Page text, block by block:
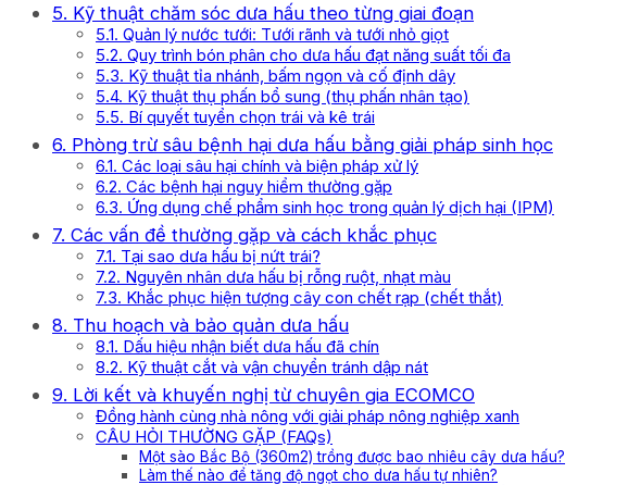
5. Kỹ thuật chăm sóc dưa hấu theo từng giai đoạn
5.1. Quản lý nước tưới: Tưới rãnh và tưới nhỏ giọt
5.2. Quy trình bón phân cho dưa hấu đạt năng suất tối đa
5.3. Kỹ thuật tỉa nhánh, bấm ngọn và cố định dây
5.4. Kỹ thuật thụ phấn bổ sung (thụ phấn nhân tạo)
5.5. Bí quyết tuyển chọn trái và kê trái
6. Phòng trừ sâu bệnh hại dưa hấu bằng giải pháp sinh học
6.1. Các loại sâu hại chính và biện pháp xử lý
6.2. Các bệnh hại nguy hiểm thường gặp
6.3. Ứng dụng chế phẩm sinh học trong quản lý dịch hại (IPM)
7. Các vấn đề thường gặp và cách khắc phục
7.1. Tại sao dưa hấu bị nứt trái?
7.2. Nguyên nhân dưa hấu bị rỗng ruột, nhạt màu
7.3. Khắc phục hiện tượng cây con chết rạp (chết thắt)
8. Thu hoạch và bảo quản dưa hấu
8.1. Dấu hiệu nhận biết dưa hấu đã chín
8.2. Kỹ thuật cắt và vận chuyển tránh dập nát
9. Lời kết và khuyến nghị từ chuyên gia ECOMCO
Đồng hành cùng nhà nông với giải pháp nông nghiệp xanh
CÂU HỎI THƯỜNG GẶP (FAQs)
Một sào Bắc Bộ (360m2) trồng được bao nhiêu cây dưa hấu?
Làm thế nào để tăng độ ngọt cho dưa hấu tự nhiên?